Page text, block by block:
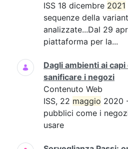
ISS 18 dicembre 2021
sequenze della
analizzate...Dal 29
piattaforma per la...
Dagli ambienti ai
sanificare i negozi
Contenuto Web
ISS, 22 maggio 2020
pubblici come i
usare